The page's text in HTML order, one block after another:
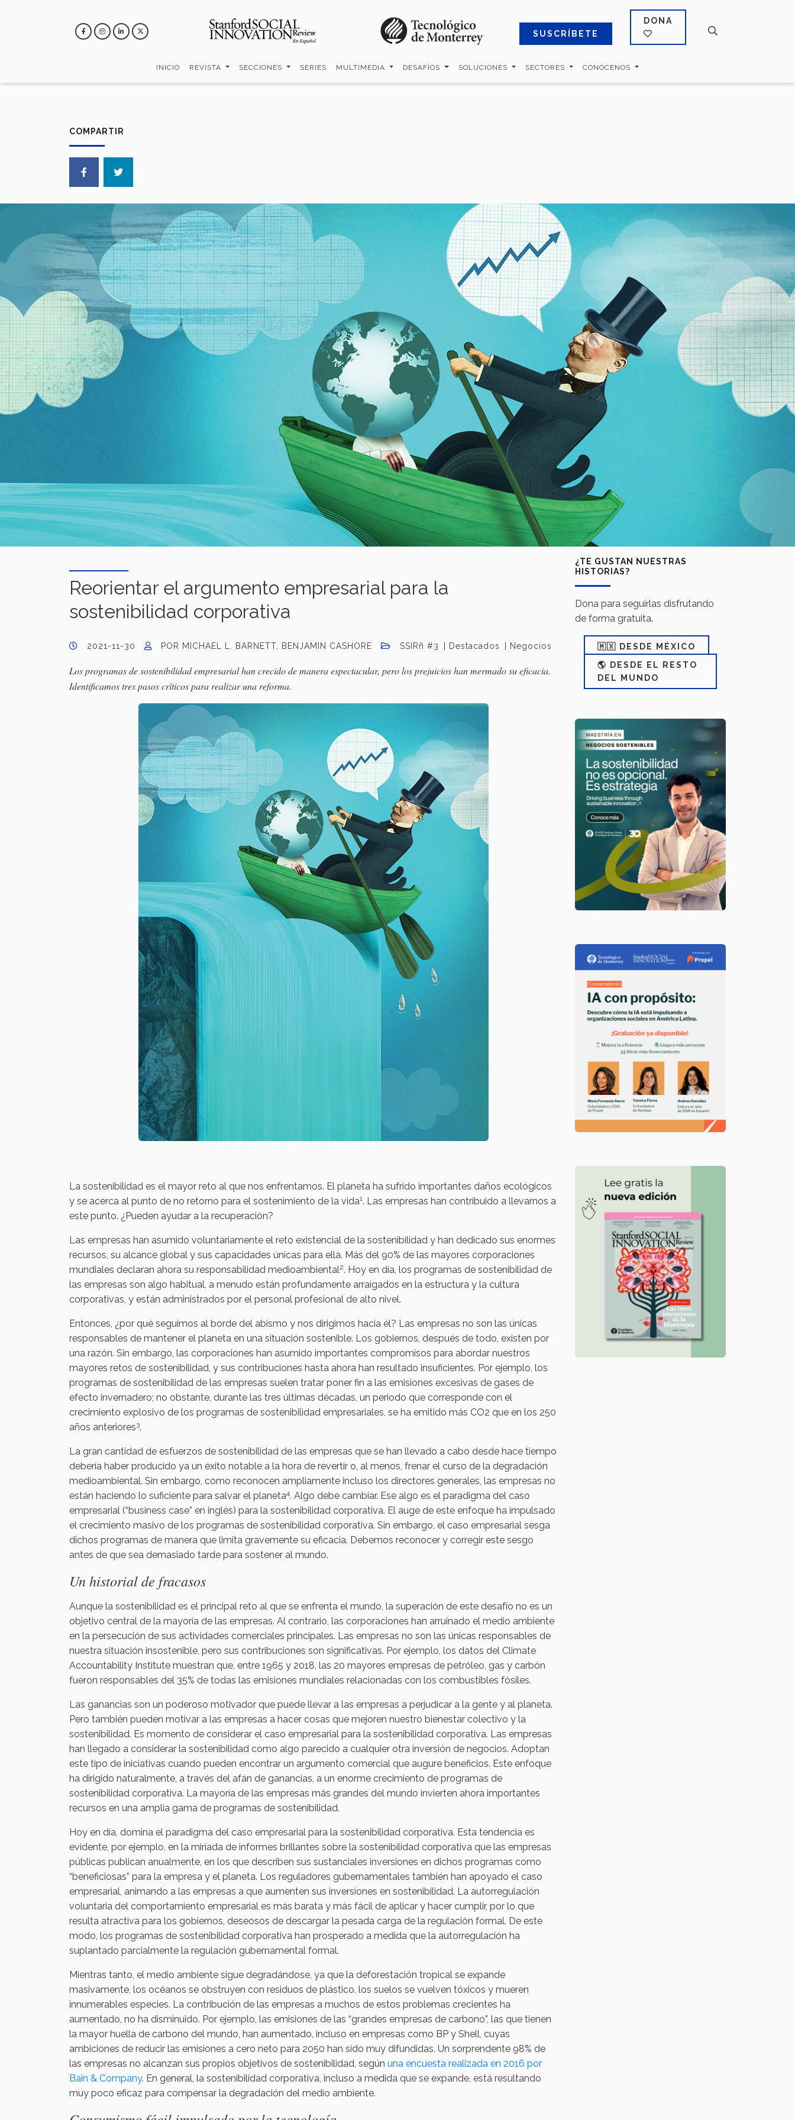
SUSCRÍBETE
DONA
INICIO REVISTA SECCIONES SERIES MULTIMEDIA DESAFÍOS SOLUCIONES SECTORES CONÓCENOS
COMPARTIR
Reorientar el argumento empresarial para la
sostenibilidad corporativa
2021-11-30 POR MICHAEL L. BARNETT, BENJAMIN CASHORE SSIRñ #3 Destacados Negocios
Los programas de sostenibilidad empresarial han crecido de manera espectacular, pero los prejuicios han mermado su eficacia.
Identificamos tres pasos críticos para realizar una reforma.
La sostenibilidad es el mayor reto al que nos enfrentamos. El planeta ha sufrido importantes daños ecológicos
y se acerca al punto de no retorno para el sostenimiento de la vida1. Las empresas han contribuido a llevarnos a
este punto. ¿Pueden ayudar a la recuperación?
Las empresas han asumido voluntariamente el reto existencial de la sostenibilidad y han dedicado sus enormes
recursos, su alcance global y sus capacidades únicas para ella. Más del 90% de las mayores corporaciones
mundiales declaran ahora su responsabilidad medioambiental2. Hoy en día, los programas de sostenibilidad de
las empresas son algo habitual, a menudo están profundamente arraigados en la estructura y la cultura
corporativas, y están administrados por el personal profesional de alto nivel.
Entonces, ¿por qué seguimos al borde del abismo y nos dirigimos hacia él? Las empresas no son las únicas
responsables de mantener el planeta en una situación sostenible. Los gobiernos, después de todo, existen por
una razón. Sin embargo, las corporaciones han asumido importantes compromisos para abordar nuestros
mayores retos de sostenibilidad, y sus contribuciones hasta ahora han resultado insuficientes. Por ejemplo, los
programas de sostenibilidad de las empresas suelen tratar poner fin a las emisiones excesivas de gases de
efecto invernadero; no obstante, durante las tres últimas décadas, un periodo que corresponde con el
crecimiento explosivo de los programas de sostenibilidad empresariales, se ha emitido más CO2 que en los 250
años anteriores3.
La gran cantidad de esfuerzos de sostenibilidad de las empresas que se han llevado a cabo desde hace tiempo
debería haber producido ya un éxito notable a la hora de revertir o, al menos, frenar el curso de la degradación
medioambiental. Sin embargo, como reconocen ampliamente incluso los directores generales, las empresas no
están haciendo lo suficiente para salvar el planeta4. Algo debe cambiar. Ese algo es el paradigma del caso
empresarial (“business case” en inglés) para la sostenibilidad corporativa. El auge de este enfoque ha impulsado
el crecimiento masivo de los programas de sostenibilidad corporativa. Sin embargo, el caso empresarial sesga
dichos programas de manera que limita gravemente su eficacia. Debemos reconocer y corregir este sesgo
antes de que sea demasiado tarde para sostener al mundo.
Un historial de fracasos
Aunque la sostenibilidad es el principal reto al que se enfrenta el mundo, la superación de este desafío no es un
objetivo central de la mayoría de las empresas. Al contrario, las corporaciones han arruinado el medio ambiente
en la persecución de sus actividades comerciales principales. Las empresas no son las únicas responsables de
nuestra situación insostenible, pero sus contribuciones son significativas. Por ejemplo, los datos del Climate
Accountability Institute muestran que, entre 1965 y 2018, las 20 mayores empresas de petróleo, gas y carbón
fueron responsables del 35% de todas las emisiones mundiales relacionadas con los combustibles fósiles.
Las ganancias son un poderoso motivador que puede llevar a las empresas a perjudicar a la gente y al planeta.
Pero también pueden motivar a las empresas a hacer cosas que mejoren nuestro bienestar colectivo y la
sostenibilidad. Es momento de considerar el caso empresarial para la sostenibilidad corporativa. Las empresas
han llegado a considerar la sostenibilidad como algo parecido a cualquier otra inversión de negocios. Adoptan
este tipo de iniciativas cuando pueden encontrar un argumento comercial que augure beneficios. Este enfoque
ha dirigido naturalmente, a través del afán de ganancias, a un enorme crecimiento de programas de
sostenibilidad corporativa. La mayoría de las empresas más grandes del mundo invierten ahora importantes
recursos en una amplia gama de programas de sostenibilidad.
Hoy en día, domina el paradigma del caso empresarial para la sostenibilidad corporativa. Esta tendencia es
evidente, por ejemplo, en la miríada de informes brillantes sobre la sostenibilidad corporativa que las empresas
públicas publican anualmente, en los que describen sus sustanciales inversiones en dichos programas como
“beneficiosas” para la empresa y el planeta. Los reguladores gubernamentales también han apoyado el caso
empresarial, animando a las empresas a que aumenten sus inversiones en sostenibilidad. La autorregulación
voluntaria del comportamiento empresarial es más barata y más fácil de aplicar y hacer cumplir, por lo que
resulta atractiva para los gobiernos, deseosos de descargar la pesada carga de la regulación formal. De este
modo, los programas de sostenibilidad corporativa han prosperado a medida que la autorregulación ha
suplantado parcialmente la regulación gubernamental formal.
Mientras tanto, el medio ambiente sigue degradándose, ya que la deforestación tropical se expande
masivamente, los océanos se obstruyen con residuos de plástico, los suelos se vuelven tóxicos y mueren
innumerables especies. La contribución de las empresas a muchos de estos problemas crecientes ha
aumentado, no ha disminuido. Por ejemplo, las emisiones de las “grandes empresas de carbono”, las que tienen
la mayor huella de carbono del mundo, han aumentado, incluso en empresas como BP y Shell, cuyas
ambiciones de reducir las emisiones a cero neto para 2050 han sido muy difundidas. Un sorprendente 98% de
las empresas no alcanzan sus propios objetivos de sostenibilidad, según una encuesta realizada en 2016 por
Bain & Company. En general, la sostenibilidad corporativa, incluso a medida que se expande, está resultando
muy poco eficaz para compensar la degradación del medio ambiente.
¿TE GUSTAN NUESTRAS
HISTORIAS?
Dona para seguirlas disfrutando
de forma gratuita.
🇲🇽 DESDE MÉXICO
🌎 DESDE EL RESTO
DEL MUNDO